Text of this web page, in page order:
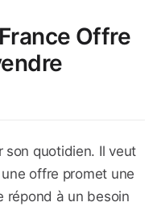
Offre
son quotidien. Il veut
offre promet une
répond à un besoin